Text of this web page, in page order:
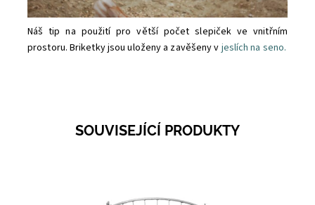
Náš tip na použití pro větší počet slepiček ve vnitřním
prostoru. Briketky jsou uloženy a zavěšeny v jeslích na seno.
SOUVISEJÍCÍ PRODUKTY